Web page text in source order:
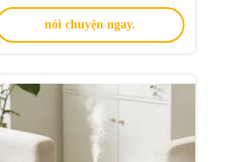
áp 7 màu
nói chuyện ngay.